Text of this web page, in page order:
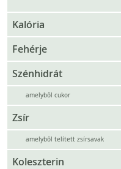
Kalória
Fehérje
Szénhidrát
amelyből cukor
Zsír
amelyből telített zsírsavak
Koleszterin